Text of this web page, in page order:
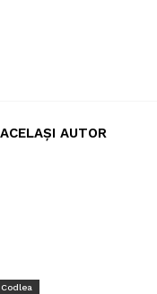
AUTOR
Codlea